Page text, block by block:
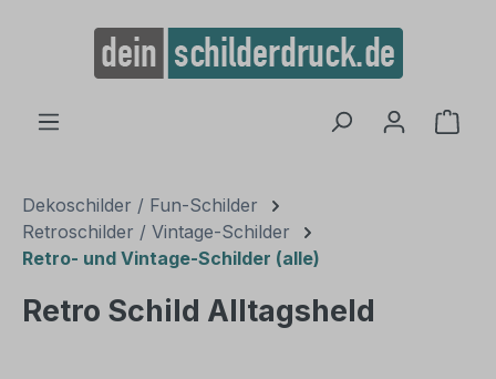
springen
Dekoschilder / Fun-Schilder
Retroschilder / Vintage-Schilder
Retro- und Vintage-Schilder (alle)
Retro Schild Alltagsheld